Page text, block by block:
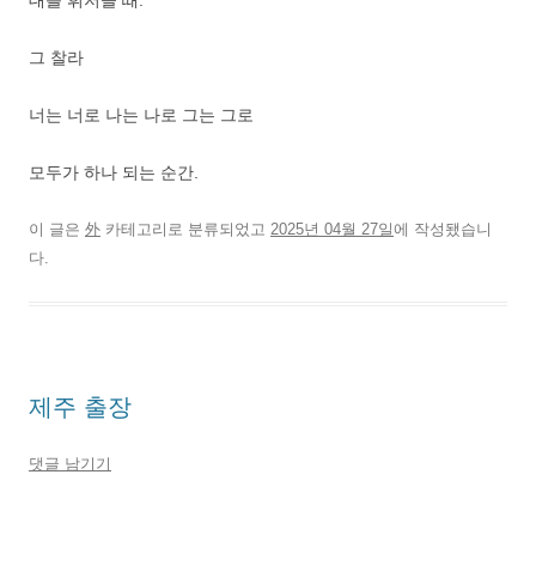
그 찰라
너는 너로 나는 나로 그는 그로
모두가 하나 되는 순간.
이 글은 外 카테고리로 분류되었고 2025년 04월 27일에 작성됐습니
다.
제주 출장
댓글 남기기